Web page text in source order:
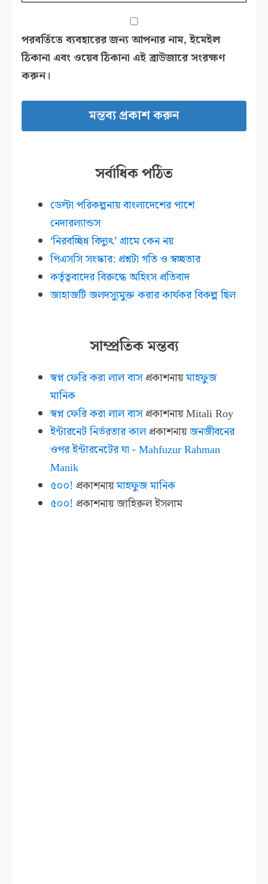
পরবর্তিতে ব্যবহারের জন্য আপনার নাম, ইমেইল
ঠিকানা এবং ওয়েব ঠিকানা এই ব্রাউজারে সংরক্ষণ
করুন।
সর্বাধিক পঠিত
ডেল্টা পরিকল্পনায় বাংলাদেশের পাশে
নেদারল্যান্ডস
‘নিরবচ্ছিন্ন বিদ্যুৎ’ গ্রামে কেন নয়
পিএসসি সংস্কার: প্রশ্নটা গতি ও স্বচ্ছতার
কর্তৃত্ববাদের বিরুদ্ধে অহিংস প্রতিবাদ
জাহাজটি জলদস্যুমুক্ত করার কার্যকর বিকল্প ছিল
সাম্প্রতিক মন্তব্য
স্বপ্ন ফেরি করা লাল বাসপ্রকাশনায়মাহফুজ
মানিক
স্বপ্ন ফেরি করা লাল বাসপ্রকাশনায়Mitali Roy
ইন্টারনেট নির্ভরতার কালপ্রকাশনায়জনজীবনের
ওপর ইন্টারনেটের ঘা - Mahfuzur Rahman
Manik
৫০০! প্রকাশনায়মাহফুজ মানিক
৫০০! প্রকাশনায়জাহিরুল ইসলাম